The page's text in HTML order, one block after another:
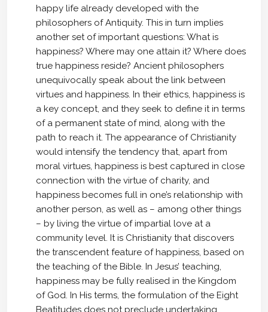
happy life already developed with the
philosophers of Antiquity. This in turn implies
another set of important questions: What is
happiness? Where may one attain it? Where does
true happiness reside? Ancient philosophers
unequivocally speak about the link between
virtues and happiness. In their ethics, happiness is
a key concept, and they seek to define it in terms
of a permanent state of mind, along with the
path to reach it. The appearance of Christianity
would intensify the tendency that, apart from
moral virtues, happiness is best captured in close
connection with the virtue of charity, and
happiness becomes full in one’s relationship with
another person, as well as – among other things
– by living the virtue of impartial love at a
community level. It is Christianity that discovers
the transcendent feature of happiness, based on
the teaching of the Bible. In Jesus’ teaching,
happiness may be fully realised in the Kingdom
of God. In His terms, the formulation of the Eight
Beatitudes does not preclude undertaking